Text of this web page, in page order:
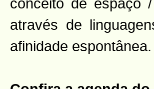
através de
afinidade espontânea.